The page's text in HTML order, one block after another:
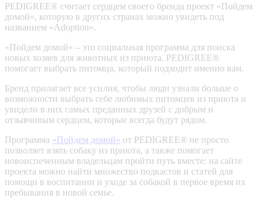
PEDIGREE® считает сердцем своего бренда проект «Пойдем
домой», которую в других странах можно увидеть под
названием «Adoption».
«Пойдем домой» – это социальная программа для поиска
новых хозяев для животных из приюта. PEDIGREE®
помогает выбрать питомца, который подходит именно вам.
Бренд прилагает все усилия, чтобы люди узнали больше о
возможности выбрать себе любимых питомцев из приюта и
увидели в них самых преданных друзей с добрым и
отзывчивым сердцем, которые всегда будут рядом.
Программа «Пойдем домой» от PEDIGREE® не просто
позволяет взять собаку из приюта, а также помогает
новоиспеченным владельцам пройти путь вместе: на сайте
проекта можно найти множество подкастов и статей для
помощи в воспитании и уходе за собакой в первое время их
пребывания в новой семье.